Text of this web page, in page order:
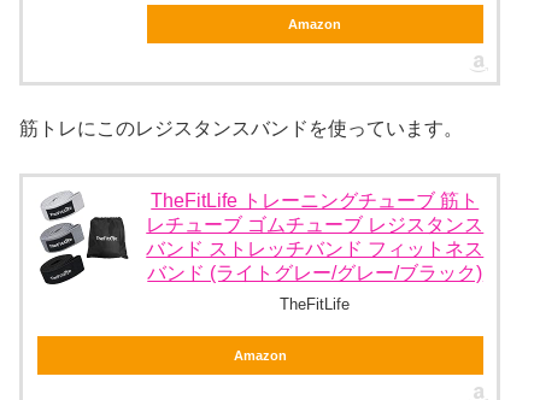
Amazon
筋トレにこのレジスタンスバンドを使っています。
TheFitLife トレーニングチューブ 筋ト
レチューブ ゴムチューブ レジスタンス
バンド ストレッチバンド フィットネス
バンド (ライトグレー/グレー/ブラック)
TheFitLife
Amazon